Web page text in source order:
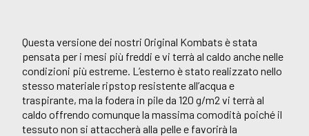
Questa versione dei nostri Original Kombats è stata
pensata per i mesi più freddi e vi terrà al caldo anche nelle
condizioni più estreme. L’esterno è stato realizzato nello
stesso materiale ripstop resistente all’acqua e
traspirante, ma la fodera in pile da 120 g/m2 vi terrà al
caldo offrendo comunque la massima comodità poiché il
tessuto non si attaccherà alla pelle e favorirà la